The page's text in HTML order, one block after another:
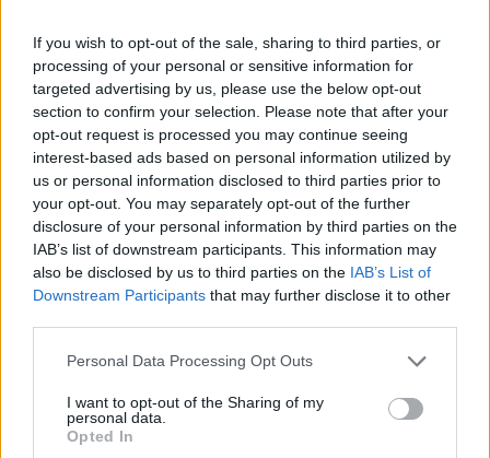
If you wish to opt-out of the sale, sharing to third parties, or
processing of your personal or sensitive information for
targeted advertising by us, please use the below opt-out
section to confirm your selection. Please note that after your
opt-out request is processed you may continue seeing
interest-based ads based on personal information utilized by
us or personal information disclosed to third parties prior to
your opt-out. You may separately opt-out of the further
disclosure of your personal information by third parties on the
IAB’s list of downstream participants. This information may
also be disclosed by us to third parties on the IAB’s List of
Downstream Participants that may further disclose it to other
Please note that this website/app uses one or more Google
not limited to your visit or usage behaviour. You may click to
grant or deny consent to Google and its third-party tags to
use your data for below specified purposes in below Google
Personal Data Processing Opt Outs
I want to opt-out of the Sharing of my
personal data.
Opted In